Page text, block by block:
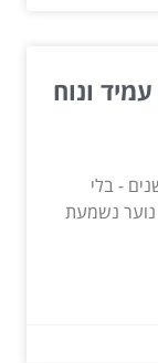
ונוח
- בלי
נוער נשמעת